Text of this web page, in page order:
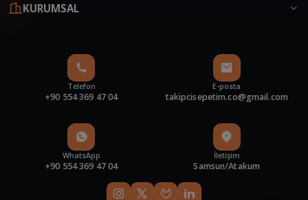
KURUMSAL
Telefon
+90 554 369 47 04
E-posta
takipcisepetim.co@gmail.com
WhatsApp
+90 554 369 47 04
İletişim
Samsun/Atakum